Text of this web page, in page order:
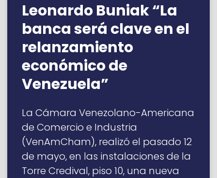
Leonardo Buniak “La
banca será clave en el
relanzamiento
económico de
Venezuela”
La Cámara Venezolano-Americana
de Comercio e Industria
(VenAmCham), realizó el pasado 12
de mayo, en las instalaciones de la
Torre Credival, piso 10, una nueva